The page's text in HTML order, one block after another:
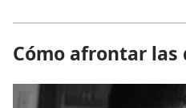
Cómo afrontar las